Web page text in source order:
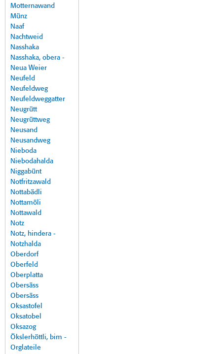
Motternawand
Münz
Naaf
Nachtweid
Nasshaka
Nasshaka, obera -
Neua Weier
Neufeld
Neufeldweg
Neufeldweggatter
Neugrütt
Neugrüttweg
Neusand
Neusandweg
Nieboda
Niebodahalda
Niggabünt
Notfritzawald
Nottabädli
Nottamöli
Nottawald
Notz
Notz, hindera -
Notzhalda
Oberdorf
Oberfeld
Oberplatta
Obersäss
Obersäss
Oksastofel
Oksatobel
Oksazog
Ökslerhöttli, bim -
Orglateile